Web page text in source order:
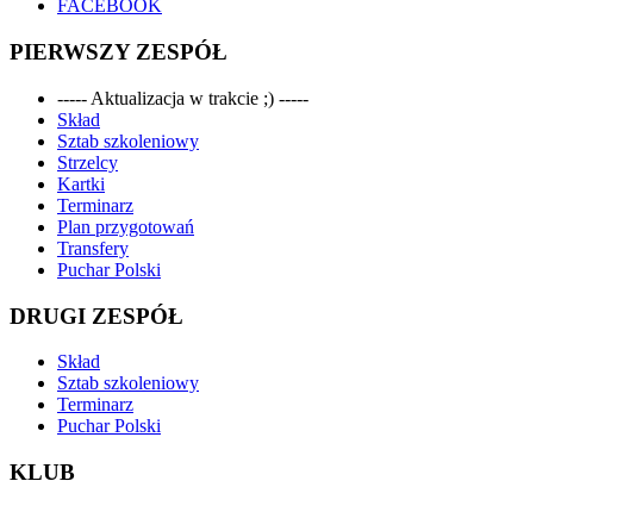
FACEBOOK
PIERWSZY ZESPÓŁ
----- Aktualizacja w trakcie ;) -----
Skład
Sztab szkoleniowy
Strzelcy
Kartki
Terminarz
Plan przygotowań
Transfery
Puchar Polski
DRUGI ZESPÓŁ
Skład
Sztab szkoleniowy
Terminarz
Puchar Polski
KLUB